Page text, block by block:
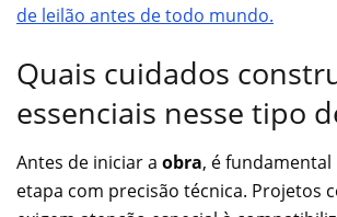
de leilão antes de todo mundo.
Quais cuidados
essenciais nesse tipo
Antes de iniciar a obra, é
etapa com precisão técnica. Projetos